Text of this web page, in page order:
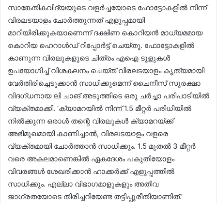
സാങ്കേതികവിദ്യയുടെ വളർച്ചയോടെ ഫോട്ടോകളിൽ നിന്ന്
വിരലടയാളം ചോർത്തുന്നത് എളുപ്പമായി
മാറിയിരിക്കുകയാണെന്ന് ദക്ഷിണ കൊറിയൻ മാധ്യമമായ
കൊറിയ ഹെറാൾഡ് റിപ്പോർട്ട് ചെയ്തു. ​ഫോട്ടോകളിൽ
കാണുന്ന വിരലുകളുടെ ചിത്രം എഐ ടൂളുകൾ
ഉപയോഗിച്ച് വിശകലനം ചെയ്ത് വിരലടയാളം കൃത്യമായി
വേർതിരിച്ചെടുക്കാൻ സാധിക്കുമെന്ന് ചൈനീസ് സുരക്ഷാ
വിദഗ്ധനായ ലി ചാങ് അടുത്തിടെ ഒരു ചർച്ചാ പരിപാടിയിൽ
വ്യക്തമാക്കി. ‘ക്യാമറയിൽ നിന്ന് 1.5 മീറ്റർ പരിധിയിൽ
നിൽക്കുന്ന ഒരാൾ തന്റെ വിരലുകൾ ക്യാമറയ്ക്ക്
അഭിമുഖമായി കാണിച്ചാൽ, വിരലടയാളം വളരെ
വ്യക്തമായി ചോർത്താൻ സാധിക്കും. 1.5 മുതൽ 3 മീറ്റർ
വരെ അകലമാണെങ്കിൽ ഏകദേശം പകുതിയോളം
വിവരങ്ങൾ ശേഖരിക്കാൻ ഹാക്കർക്ക് എളുപ്പത്തിൽ
സാധിക്കും. എല്ലാ വിഭാഗമാളുകളും അതീവ
ജാഗ്രതയോടെ തിരിച്ചറിയേണ്ട തട്ടിപ്പുരീതിയാണിത്.’